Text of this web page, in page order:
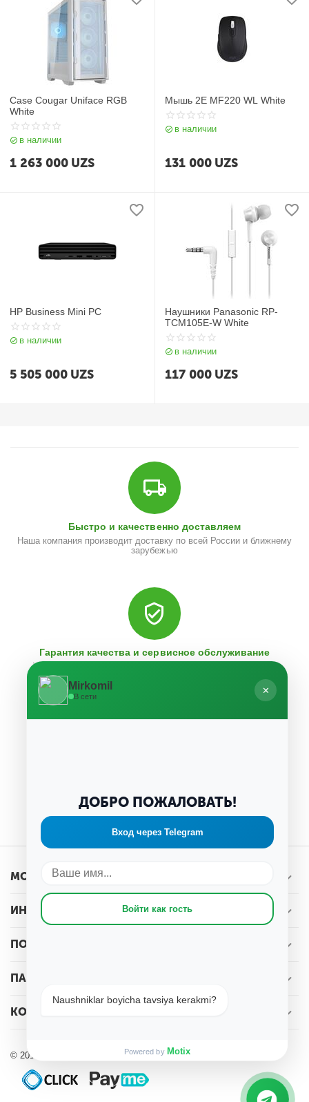
Case Cougar Uniface RGB
White
в наличии
1 263 000 UZS
Мышь 2Е MF220 WL White
в наличии
131 000 UZS
HP Business Mini PC
в наличии
5 505 000 UZS
Наушники Panasonic RP-
TCM105E-W White
в наличии
117 000 UZS
Быстро и качественно доставляем
Наша компания производит доставку по всей России и ближнему
зарубежью
Гарантия качества и сервисное обслуживание
Мы предлагаем только те товары, в качестве которых мы
покупку
МОЯ УЧЕТНАЯ ЗАПИСЬ
ИНТЕРНЕТ-МАГАЗИН WOOT.UZ
ПОКУПАТЕЛЬСКИЙ СЕРВИС
ПАРТНЕРАМ
КОНТАКТЫ
© 2019 - 2026 Интернет-магазин Woot.uz.
Mirkomil
В сети
✕
ДОБРО ПОЖАЛОВАТЬ!
Вход через Telegram
Войти как гость
Naushniklar boyicha tavsiya kerakmi?
Powered by Motix